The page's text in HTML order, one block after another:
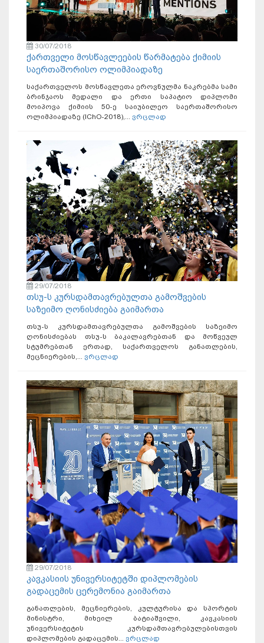
30/07/2018
ქართველი მოსწავლეების წარმატება ქიმიის
საერთაშორისო ოლიმპიადაზე
საქართველოს მოსწავლეთა ეროვნულმა ნაკრებმა სამი
ბრინჯაოს მედალი და ერთი საპატიო დიპლომი
მოიპოვა ქიმიის 50-ე საიუბილეო საერთაშორისო
ოლიმპიადაზე (IChO-2018),... ვრცლად
29/07/2018
თსუ-ს კურსდამთავრებულთა გამოშვების
საზეიმო ღონისძიება გაიმართა
თსუ-ს კურსდამთავრებულთა გამოშვების საზეიმო
ღონისძიებას თსუ-ს ბაკალავრებთან და მოწვეულ
სტუმრებთან ერთად, საქართველოს განათლების,
მეცნიერების,... ვრცლად
29/07/2018
კავკასიის უნივერსიტეტში დიპლომების
გადაცემის ცერემონია გაიმართა
განათლების, მეცნიერების, კულტურისა და სპორტის
მინისტრი, მიხეილ ბატიაშვილი, კავკასიის
უნივერსიტეტის კურსდამთავრებულებისთვის
დიპლომების გადაცემის... ვრცლად